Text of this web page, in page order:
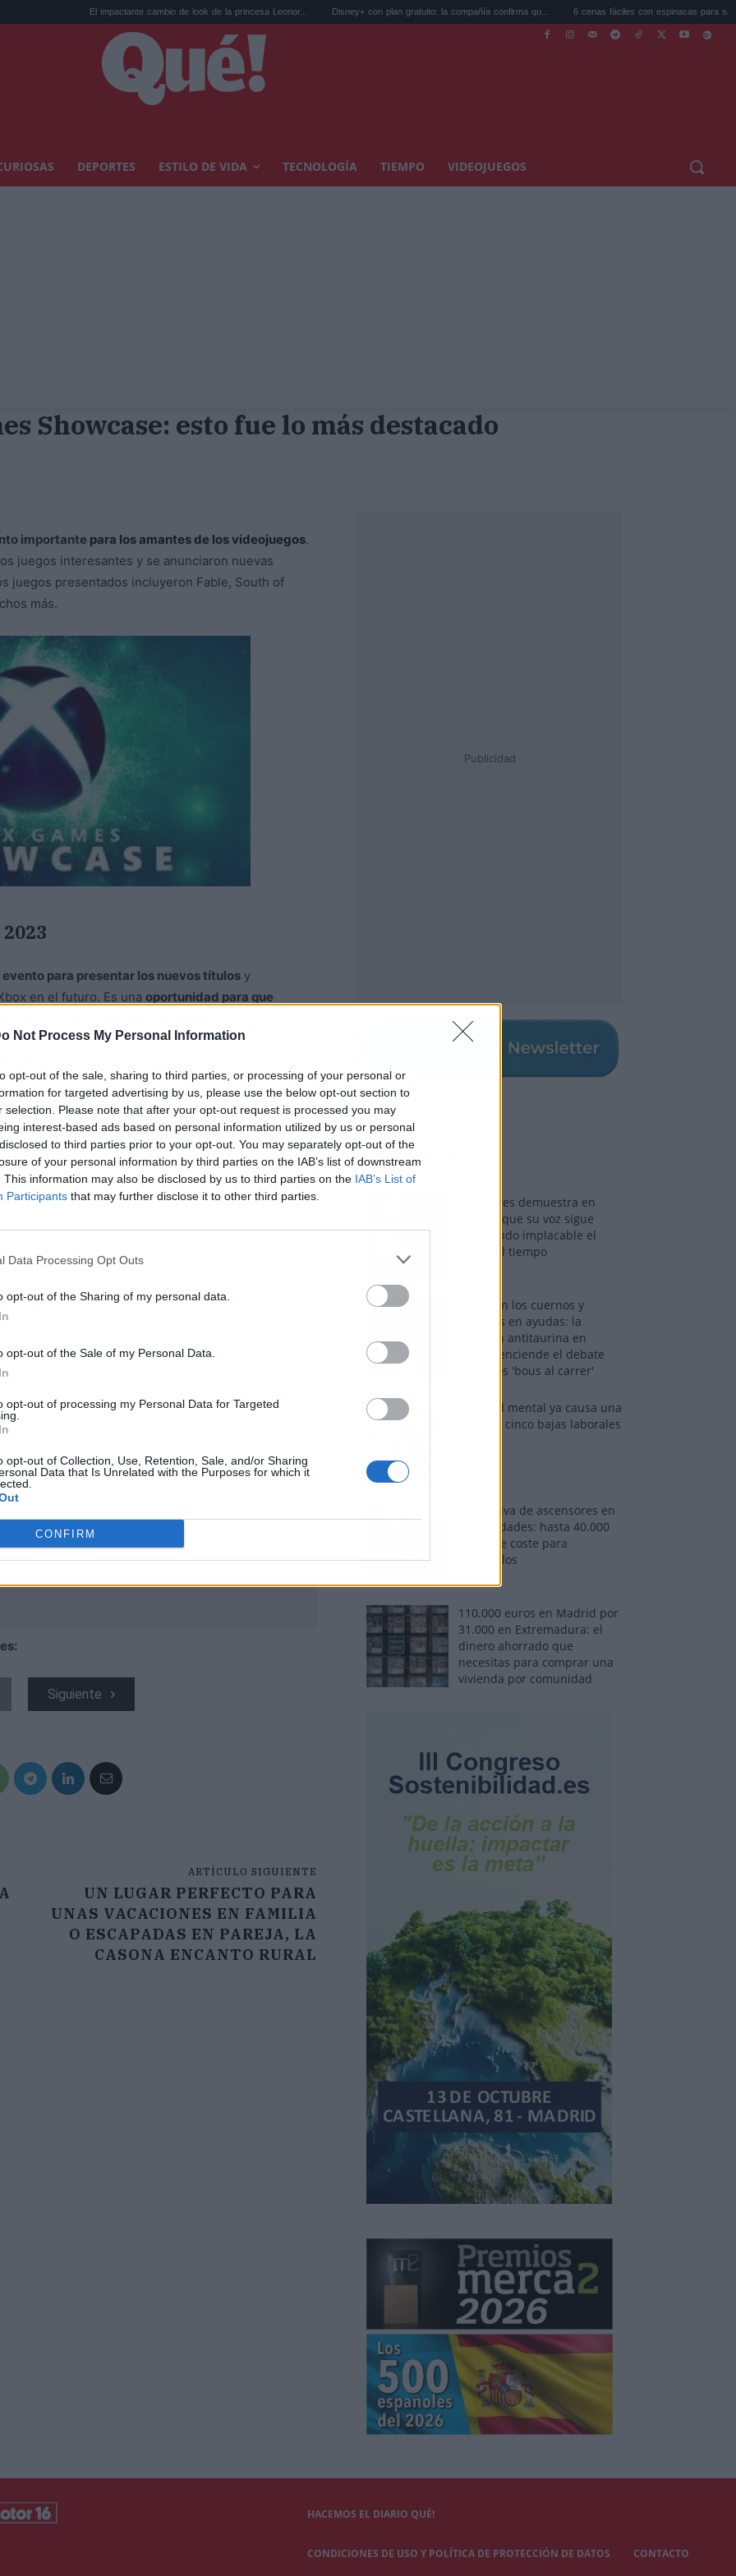
Not Process My Personal Information
opt-out of the sale, sharing to third parties, or processing of your personal or
for targeted advertising by us, please use the below opt-out section to
selection. Please note that after your opt-out request is processed you may
interest-based ads based on personal information utilized by us or personal
to third parties prior to your opt-out. You may separately opt-out of the
of your personal information by third parties on the IAB’s list of downstream
This information may also be disclosed by us to third parties on the IAB’s List of
Participants that may further disclose it to other third parties.
Data Processing Opt Outs
opt-out of the Sharing of my personal data.
opt-out of the Sale of my Personal Data.
opt-out of processing my Personal Data for Targeted
opt-out of Collection, Use, Retention, Sale, and/or Sharing
Data that Is Unrelated with the Purposes for which it
CONFIRM
El impactante cambio de look de la princesa Leonor... Disney+ con plan gratuito: la compañía confirma qu... 6 cenas fáciles con espinacas para salir del
DEPORTES ESTILO DE VIDA TECNOLOGÍA TIEMPO VIDEOJUEGOS
Showcase: esto fue lo más destacado
importante para los amantes de los videojuegos.
juegos interesantes y se anunciaron nuevas
juegos presentados incluyeron Fable, South of
más.
para presentar los nuevos títulos y
en el futuro. Es una oportunidad para que
en los próximos meses y años en cuanto a juegos y
emocionarse por los próximos
su desarrollo y detalles específicos de cada título,
comunidad de jugadores de Xbox.
Siguiente
ARTÍCULO SIGUIENTE
UN LUGAR PERFECTO PARA
UNAS VACACIONES EN FAMILIA
O ESCAPADAS EN PAREJA, LA
CASONA ENCANTO RURAL
Publicidad
Los más vistos
Tom Jones demuestra en
Madrid que su voz sigue
desafiando implacable el
paso del tiempo
Fuego en los cuernos y
millones en ayudas: la
rebelión antitaurina en
Alfafar enciende el debate
sobre los 'bous al carrer'
La salud mental ya causa una
de cada cinco bajas laborales
Normativa de ascensores en
comunidades: hasta 40.000
euros de coste para
adaptarlos
110.000 euros en Madrid por
31.000 en Extremadura: el
dinero ahorrado que
necesitas para comprar una
vivienda por comunidad
HACEMOS EL DIARIO QUÉ!
CONDICIONES DE USO Y POLÍTICA DE PROTECCIÓN DE DATOS CONTACTO